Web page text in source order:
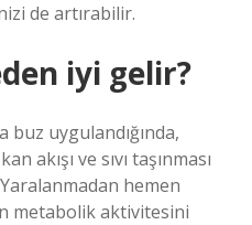
de artırabilir.
iyi gelir?
buz uygulandığında,
akışı ve sıvı taşınması
hemen
metabolik aktivitesini